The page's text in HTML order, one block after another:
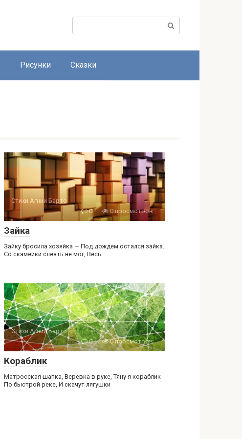
Поиск:
Рисунки Сказки
Стихи Агнии Барто
0
0 просмотров
Зайка
Зайку бросила хозяйка — Под дождем остался зайка.
Со скамейки слезть не мог, Весь
Стихи Агнии Барто
0
0 просмотров
Кораблик
Матросская шапка, Веревка в руке, Тяну я кораблик
По быстрой реке, И скачут лягушки